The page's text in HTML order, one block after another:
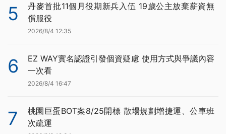
5
丹麥首批11個月役期新兵入伍 19歲公主放棄薪資無
償服役
2026/8/4 12:35
6
EZ WAY實名認證引發個資疑慮 使用方式與爭議內容
一次看
2026/8/4 16:47
7
桃園巨蛋BOT案8/25開標 散場規劃增捷運、公車班
次疏運